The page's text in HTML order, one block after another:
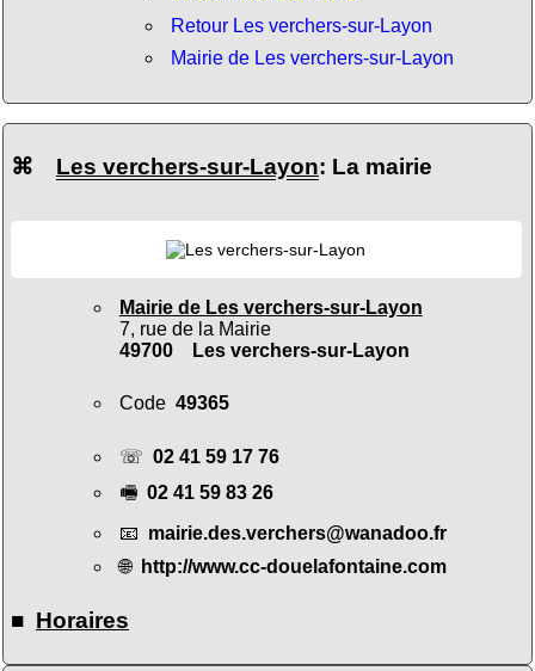
Retour Les verchers-sur-Layon
Mairie de Les verchers-sur-Layon
⌘ Les verchers-sur-Layon: La mairie
Mairie de Les verchers-sur-Layon
7, rue de la Mairie
49700 Les verchers-sur-Layon
Code 49365
☏ 02 41 59 17 76
🖷 02 41 59 83 26
📧 mairie.des.verchers@wanadoo.fr
🌐 http://www.cc-douelafontaine.com
■ Horaires